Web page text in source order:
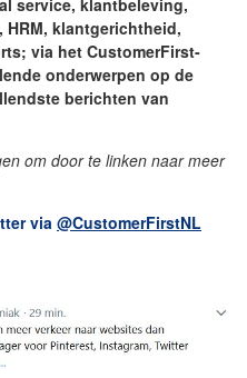
service, klantbeleving,
HRM, klantgerichtheid,
via het CustomerFirst-
onderwerpen op de
berichten van
om door te linken naar meer
via @CustomerFirstNL